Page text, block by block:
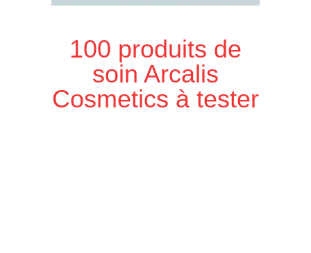
100 produits de
soin Arcalis
Cosmetics à tester